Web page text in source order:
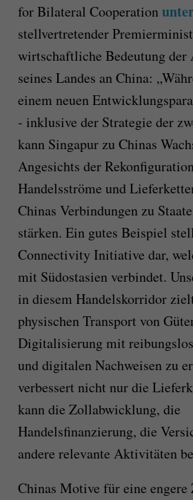
for Bilateral Cooperation
stellvertretender
wirtschaftliche Bedeutung der
seines Landes an China:
einem neuen
- inklusive der Strategie der
kann Singapur zu Chinas
Angesichts der
Handelsströme und
Chinas Verbindungen zu
stärken. Ein gutes Beispiel
Connectivity Initiative dar,
mit Südostasien verbindet.
in diesem Handelskorridor
physischen Transport von
Digitalisierung mit
und digitalen Nachweisen zu
verbessert nicht nur die
kann die Zollabwicklung, die
Handelsfinanzierung, die
andere relevante Aktivitäten
Chinas Motive für eine engere